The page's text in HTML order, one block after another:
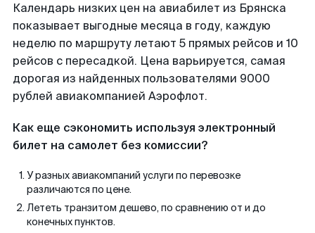
Календарь низких цен на авиабилет из Брянска
показывает выгодные месяца в году, каждую
неделю по маршруту летают 5 прямых рейсов и 10
рейсов с пересадкой. Цена варьируется, самая
дорогая из найденных пользователями 9000
рублей авиакомпанией Аэрофлот.
Как еще сэкономить используя электронный
билет на самолет без комиссии?
У разных авиакомпаний услуги по перевозке
различаются по цене.
Лететь транзитом дешево, по сравнению от и до
конечных пунктов.